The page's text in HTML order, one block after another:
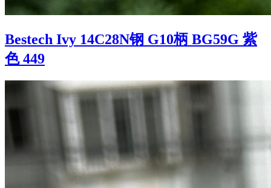
Bestech Ivy 14C28N钢 G10柄 BG59G 紫
色 449